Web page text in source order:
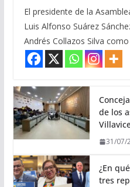
El presidente de la
Luis Alfonso Suárez
Andrés Collazos Silva como
de los
31/07/
¿En
tres